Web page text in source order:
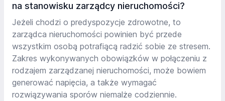
na stanowisku zarządcy nieruchomości?
Jeżeli chodzi o predyspozycje zdrowotne, to
zarządca nieruchomości powinien być przede
wszystkim osobą potrafiącą radzić sobie ze stresem.
Zakres wykonywanych obowiązków w połączeniu z
rodzajem zarządzanej nieruchomości, może bowiem
generować napięcia, a także wymagać
rozwiązywania sporów niemalże codziennie.